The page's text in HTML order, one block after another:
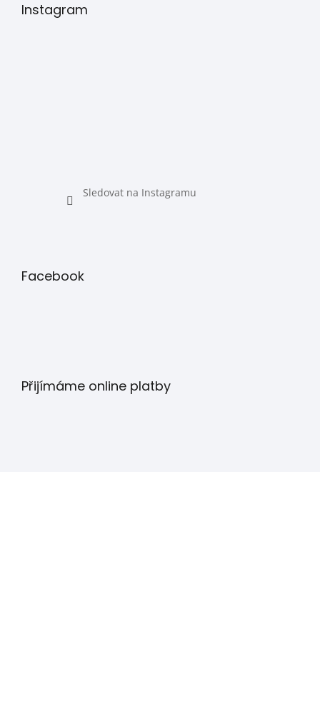
Instagram
Sledovat na Instagramu
Facebook
Přijímáme online platby